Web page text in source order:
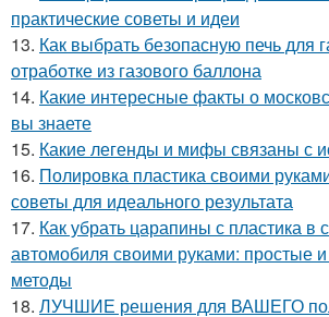
практические советы и идеи
13. Как выбрать безопасную печь для
отработке из газового баллона
14. Какие интересные факты о
вы знаете
15. Какие легенды и мифы связаны с
16. Полировка пластика своими
советы для идеального результата
17. Как убрать царапины с пластика в
автомобиля своими руками: простые
методы
18. ЛУЧШИЕ решения для ВАШЕГО